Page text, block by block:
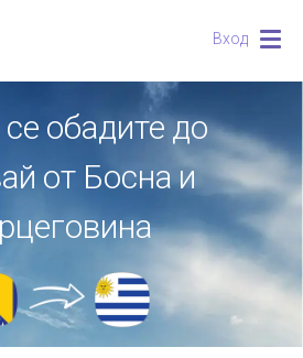
Вход
обадите до
от Босна и